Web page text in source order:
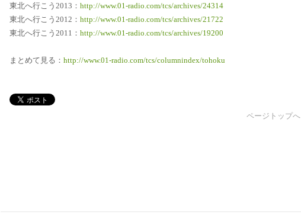
東北へ行こう2013： http://www.01-radio.com/tcs/archives/24314
東北へ行こう2012： http://www.01-radio.com/tcs/archives/21722
東北へ行こう2011： http://www.01-radio.com/tcs/archives/19200
まとめて見る： http://www.01-radio.com/tcs/columnindex/tohoku
ページトップへ